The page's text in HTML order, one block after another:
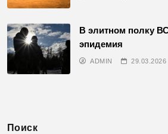
В элитном полку
эпидемия
ADMIN 29.03.2026
Поиск